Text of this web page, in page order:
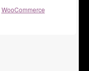
WooCommerce